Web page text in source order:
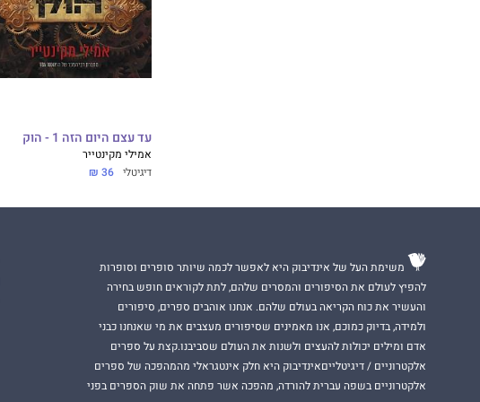
עד עצם היום הזה 1 - הוּק
אמילי מקינטייר
דיגיטלי 36 ₪
משימת העל של אינדיבוק היא לאפשר לכמה שיותר סופרים וסופרות
להפיץ לעולם את הסיפורים והמסרים שלהם, לתת לקוראים חופש בחירה
והעשיר את כוח הקריאה בעולם שלהם. אנחנו אוהבים ספרים, סיפורים
ולמידה, בדיוק כמוכם, אנו מאמינים שסיפורים מעצבים את מי שאנחנו כבני
אדם ומילים יכולות להעצים ולשנות את העולם שסביבנו.קצת על ספרים
אלקטרוניים / דיגיטלייםאינדיבוק היא חלק אינטגראלי מהמהפכה של ספרים
אלקטרוניים בשפה עברית להורדה, מהפכה אשר פתחה את שוק הספרים בפני